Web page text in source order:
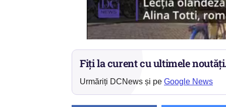
Fiți la curent cu ultimele
Urmăriți DCNews și pe Google News